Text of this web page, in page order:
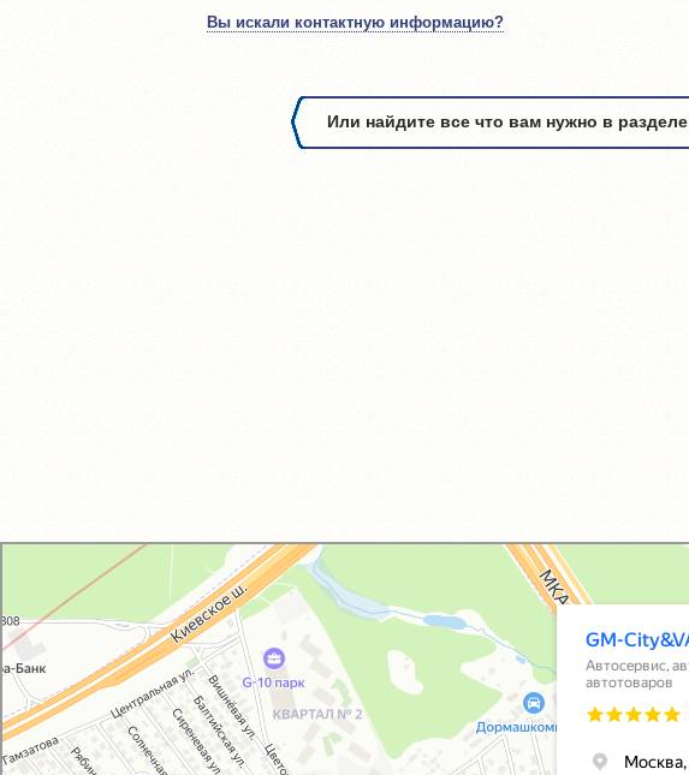
Вы искали контактную информацию?
Или найдите все что вам нужно в разделе
GM-City&VAG-Repair
Автосервис, автотехцентр в Москве
Магазин автозапчастей и автотоваров в Москве